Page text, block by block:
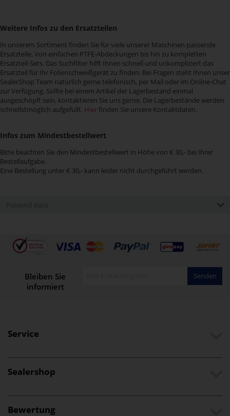
Weitere Infos zu den Ersatzteilen
In unserem Sortiment finden Sie für viele unserer Maschinen passende
Ersatzteile. Von einfachen PTFE-Abdeckungen bis hin zu kompletten
Ersatzteil-Sets. Das Suchfilter hilft Ihnen schnell und unkompliziert das
Ersatzteil für Ihr Folienschweißgerät zu finden. Bei Fragen steht Ihnen unser
SealerShop Team natürlich gerne telefonisch, per Mail oder im Online-Chat
zur Verfügung. Sollte bei einem Artikel der Lagerbestand einmal
ausgeschöpft sein, kontaktieren Sie uns gerne. Die Lagerbestände werden
schnellstmöglich aufgefüllt. Hier finden Sie unsere Kontaktdaten.
Infos zum Mindestbestellwert
Bitte beachten Sie den Mindestbestellwert in Höhe von € 30,- bei Ihrer
Bestellaufgabe.
Eine Bestellung unter € 30,- kann leider nicht durchgeführt werden.
Bleiben Sie
informiert
Senden
Service
Sealershop
Bewertung